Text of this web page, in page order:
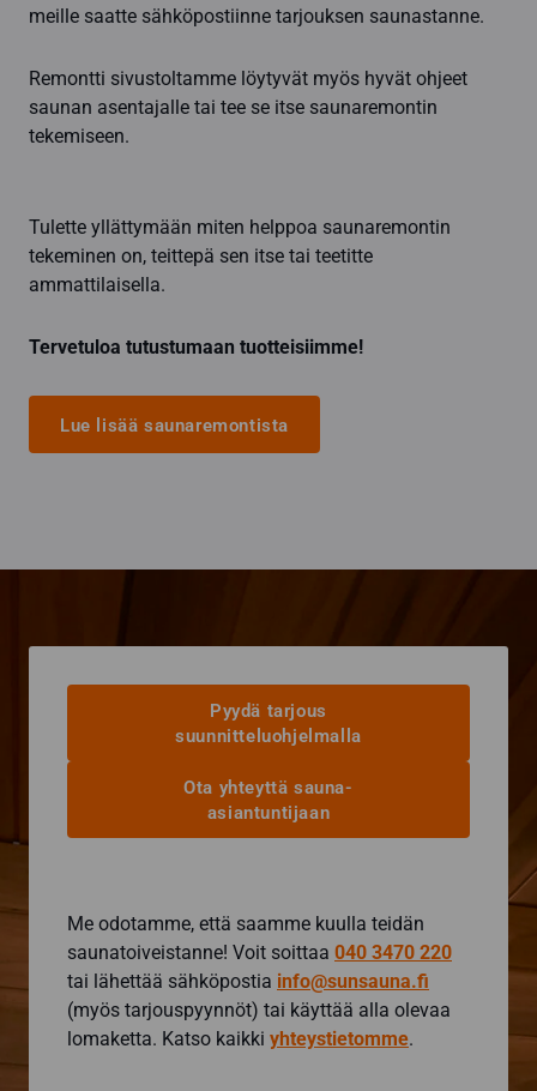
meille saatte sähköpostiinne tarjouksen saunastanne.
Remontti sivustoltamme löytyvät myös hyvät ohjeet
saunan asentajalle tai tee se itse saunaremontin
tekemiseen.
Tulette yllättymään miten helppoa saunaremontin
tekeminen on, teittepä sen itse tai teetitte
ammattilaisella.
Tervetuloa tutustumaan tuotteisiimme!
Lue lisää saunaremontista
Pyydä tarjous
suunnitteluohjelmalla
Ota yhteyttä sauna-
asiantuntijaan
Me odotamme, että saamme kuulla teidän
saunatoiveistanne! Voit soittaa 040 3470 220
tai lähettää sähköpostia info@sunsauna.fi
(myös tarjouspyynnöt) tai käyttää alla olevaa
lomaketta. Katso kaikki yhteystietomme.